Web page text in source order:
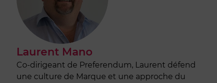
Laurent Mano
Co-dirigeant de Preferendum, Laurent défend
une culture de Marque et une approche du